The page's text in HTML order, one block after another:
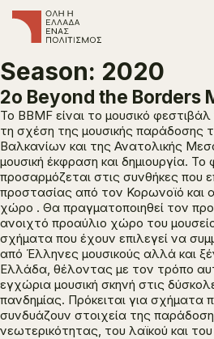
Season: 2020
2ο Beyond the Borders
Το BBMF είναι το μουσικό
τη σχέση της μουσικής παράδοσης
Βαλκανίων και της Ανατολικής
μουσική έκφραση και δημιουργία.
προσαρμόζεται στις συνθήκες που
προστασίας από τον Κορωνοϊό και
χώρο . Θα πραγματοποιηθεί τον
ανοιχτό προαύλιο χώρο του
σχήματα που έχουν επιλεγεί να
από Έλληνες μουσικούς αλλά και
Ελλάδα, θέλοντας με τον τρόπο
εγχώρια μουσική σκηνή στις
πανδημίας. Πρόκειται για σχήματα
συνδυάζουν στοιχεία της
νεωτερικότητας, του λαϊκού και